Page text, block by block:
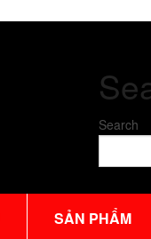
Search
SẢN PHẨM